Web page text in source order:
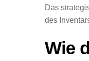
Das
des
Wie